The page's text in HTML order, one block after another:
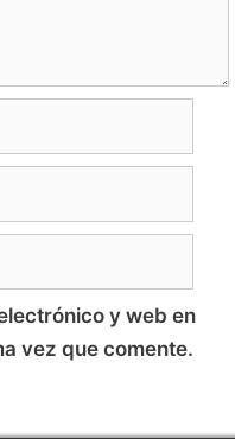
y web en
vez que comente.